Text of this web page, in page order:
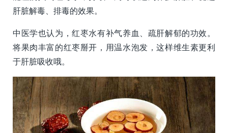
肝脏解毒、排毒的效果。
中医学也认为，红枣水有补气养血、疏肝解郁的功效。
将果肉丰富的红枣掰开，用温水泡发，这样维生素更利
于肝脏吸收哦。